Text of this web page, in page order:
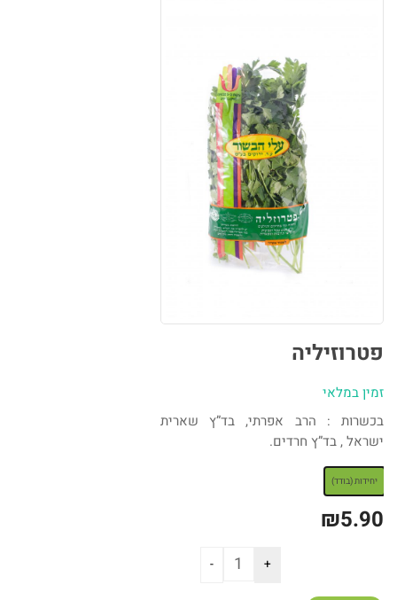
פטרוזיליה
זמין במלאי
בכשרות : הרב אפרתי, בד”ץ שארית
ישראל , בד”ץ חרדים.
יחידות (בודד)
₪5.90